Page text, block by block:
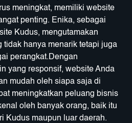
meningkat, memiliki website
penting. Enika, sebagai
Kudus, mengutamakan
tidak hanya menarik tetapi juga
perangkat.Dengan
yang responsif, website Anda
mudah oleh siapa saja di
meningkatkan peluang bisnis
oleh banyak orang, baik itu
Kudus maupun luar daerah.